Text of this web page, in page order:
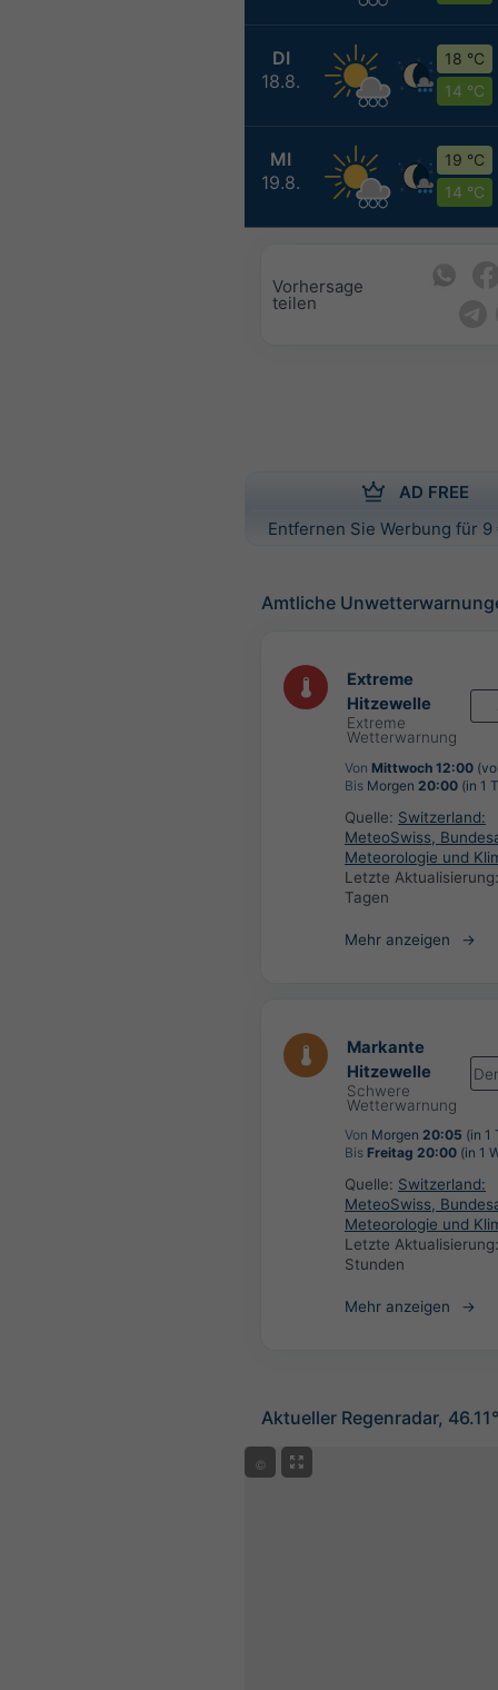
DI
18.8.
18 °C
14 °C
MI
19.8.
19 °C
14 °C
Vorhersage
teilen
AD FREE
Entfernen Sie Werbung für
Amtliche
Extreme
Hitzewelle
Extreme
Wetterwarnung
Von Mittwoch 12:00
Bis Morgen 20:00 (in 1
Quelle: Switzerland:
MeteoSwiss,
Meteorologie und
Letzte
Tagen
Mehr anzeigen
Markante
Hitzewelle
Schwere
Wetterwarnung
Von Morgen 20:05 (in 1
Bis Freitag 20:00 (in 1
Quelle: Switzerland:
MeteoSwiss,
Meteorologie und
Letzte
Stunden
Mehr anzeigen
Aktueller Regenradar,